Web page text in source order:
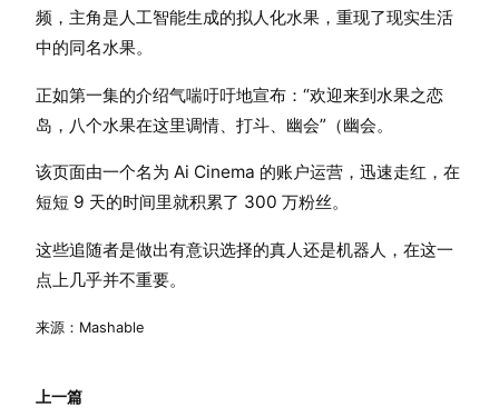
频，主角是人工智能生成的拟人化水果，重现了现实生活
中的同名水果。
正如第一集的介绍气喘吁吁地宣布：“欢迎来到水果之恋
岛，八个水果在这里调情、打斗、幽会”（幽会。
该页面由一个名为 Ai Cinema 的账户运营，迅速走红，在
短短 9 天的时间里就积累了 300 万粉丝。
这些追随者是做出有意识选择的真人还是机器人，在这一
点上几乎并不重要。
来源：Mashable
上一篇